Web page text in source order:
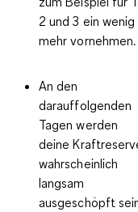
2 und 3 ein wenig
mehr vornehmen.
An den
darauffolgenden
Tagen werden
deine
wahrscheinlich
langsam
ausgeschöpft